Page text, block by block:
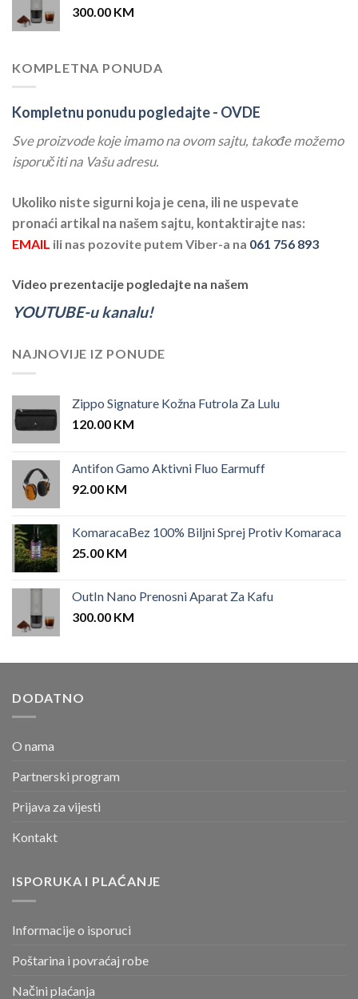
300.00 KM
KOMPLETNA PONUDA
Kompletnu ponudu pogledajte - OVDE
Sve proizvode koje imamo na ovom sajtu, takođe možemo
isporučiti na Vašu adresu.
Ukoliko niste sigurni koja je cena, ili ne uspevate
pronaći artikal na našem sajtu, kontaktirajte nas:
EMAIL ili nas pozovite putem Viber-a na 061 756 893
Video prezentacije pogledajte na našem
YOUTUBE-u kanalu!
NAJNOVIJE IZ PONUDE
Zippo Signature Kožna Futrola Za Lulu
120.00 KM
Antifon Gamo Aktivni Fluo Earmuff
92.00 KM
KomaracaBez 100% Biljni Sprej Protiv Komaraca
25.00 KM
OutIn Nano Prenosni Aparat Za Kafu
300.00 KM
DODATNO
O nama
Partnerski program
Prijava za vijesti
Kontakt
ISPORUKA I PLAĆANJE
Informacije o isporuci
Poštarina i povraćaj robe
Načini plaćanja